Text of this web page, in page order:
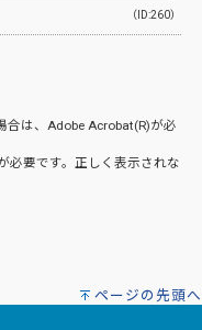
（ID:260）
は、 Adobe Acrobat(R)が必
必要です。正しく表示されな
ページの先頭へ